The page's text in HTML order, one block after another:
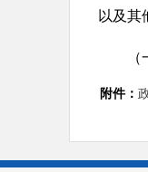
以及其
（一
受理
办公
附件：